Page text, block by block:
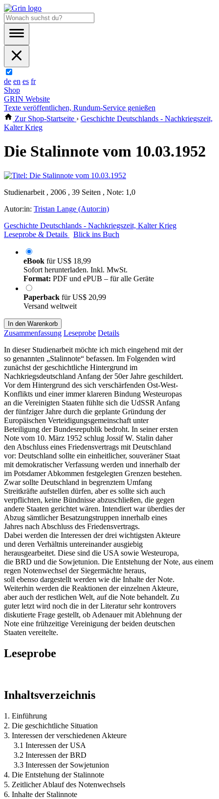
de en es fr
Shop
GRIN Website
Texte veröffentlichen, Rundum-Service genießen
Zur Shop-Startseite › Geschichte Deutschlands - Nachkriegszeit,
Kalter Krieg
Die Stalinnote vom 10.03.1952
Studienarbeit , 2006 , 39 Seiten , Note: 1,0
Autor:in: Tristan Lange (Autor:in)
Geschichte Deutschlands - Nachkriegszeit, Kalter Krieg
Leseprobe & Details
Blick ins Buch
eBook fürUS$ 18,99
Sofort herunterladen. Inkl. MwSt.
Format: PDF und ePUB – für alle Geräte
Paperback fürUS$ 20,99
Versand weltweit
In den Warenkorb
Zusammenfassung Leseprobe Details
In dieser Studienarbeit möchte ich mich eingehend mit der
so genannten „Stalinnote“ befassen. Im Folgenden wird
zunächst der geschichtliche Hintergrund im
Nachkriegsdeutschland Anfang der 50er Jahre geschildert.
Vor dem Hintergrund des sich verschärfenden Ost-West-
Konflikts und einer immer klareren Bindung Westeuropas
an die Vereinigten Staaten fühlte sich die UdSSR Anfang
der fünfziger Jahre durch die geplante Gründung der
Europäischen Verteidigungsgemeinschaft unter
Beteiligung der Bundesrepublik bedroht. In seiner ersten
Note vom 10. März 1952 schlug Jossif W. Stalin daher
den Abschluss eines Friedensvertrags mit Deutschland
vor: Deutschland sollte ein einheitlicher, souveräner Staat
mit demokratischer Verfassung werden und innerhalb der
im Potsdamer Abkommen festgelegten Grenzen bestehen.
Zwar sollte Deutschland in begrenztem Umfang
Streitkräfte aufstellen dürfen, aber es sollte sich auch
verpflichten, keine Bündnisse abzuschließen, die gegen
andere Staaten gerichtet wären. Intendiert war überdies der
Abzug sämtlicher Besatzungstruppen innerhalb eines
Jahres nach Abschluss des Friedensvertrags.
Dabei werden die Interessen der drei wichtigsten Akteure
und deren Verhältnis untereinander ausgiebig
herausgearbeitet. Diese sind die USA sowie Westeuropa,
die BRD und die Sowjetunion. Die Entstehung der Note, aus einem
regen Notenwechsel der Siegermächte heraus,
soll ebenso dargestellt werden wie die Inhalte der Note.
Weiterhin werden die Reaktionen der einzelnen Akteure,
aber auch der restlichen Welt, auf die Note behandelt. Zu
guter letzt wird noch die in der Literatur sehr kontrovers
diskutierte Frage gestellt, ob Adenauer mit Ablehnung der
Note eine frühzeitige Vereinigung der beiden deutschen
Staaten vereitelte.
Leseprobe
Inhaltsverzeichnis
1. Einführung
2. Die geschichtliche Situation
3. Interessen der verschiedenen Akteure
3.1 Interessen der USA
3.2 Interessen der BRD
3.3 Interessen der Sowjetunion
4. Die Entstehung der Stalinnote
5. Zeitlicher Ablauf des Notenwechsels
6. Inhalte der Stalinnote